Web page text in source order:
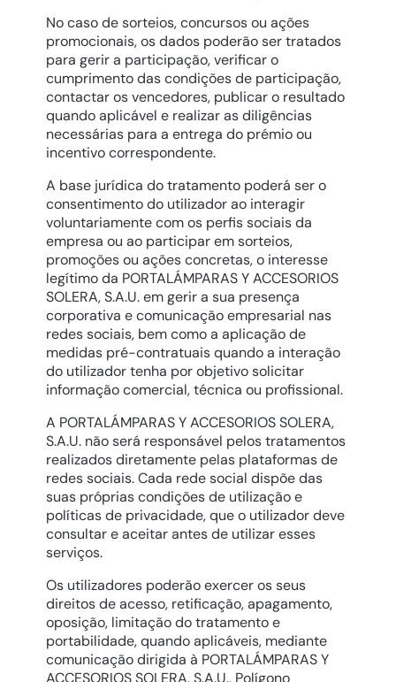
No caso de sorteios, concursos ou ações
promocionais, os dados poderão ser tratados
para gerir a participação, verificar o
cumprimento das condições de participação,
contactar os vencedores, publicar o resultado
quando aplicável e realizar as diligências
necessárias para a entrega do prémio ou
incentivo correspondente.
A base jurídica do tratamento poderá ser o
consentimento do utilizador ao interagir
voluntariamente com os perfis sociais da
empresa ou ao participar em sorteios,
promoções ou ações concretas, o interesse
legítimo da PORTALÁMPARAS Y ACCESORIOS
SOLERA, S.A.U. em gerir a sua presença
corporativa e comunicação empresarial nas
redes sociais, bem como a aplicação de
medidas pré-contratuais quando a interação
do utilizador tenha por objetivo solicitar
informação comercial, técnica ou profissional.
A PORTALÁMPARAS Y ACCESORIOS SOLERA,
S.A.U. não será responsável pelos tratamentos
realizados diretamente pelas plataformas de
redes sociais. Cada rede social dispõe das
suas próprias condições de utilização e
políticas de privacidade, que o utilizador deve
consultar e aceitar antes de utilizar esses
serviços.
Os utilizadores poderão exercer os seus
direitos de acesso, retificação, apagamento,
oposição, limitação do tratamento e
portabilidade, quando aplicáveis, mediante
comunicação dirigida à PORTALÁMPARAS Y
ACCESORIOS SOLERA, S.A.U., Polígono